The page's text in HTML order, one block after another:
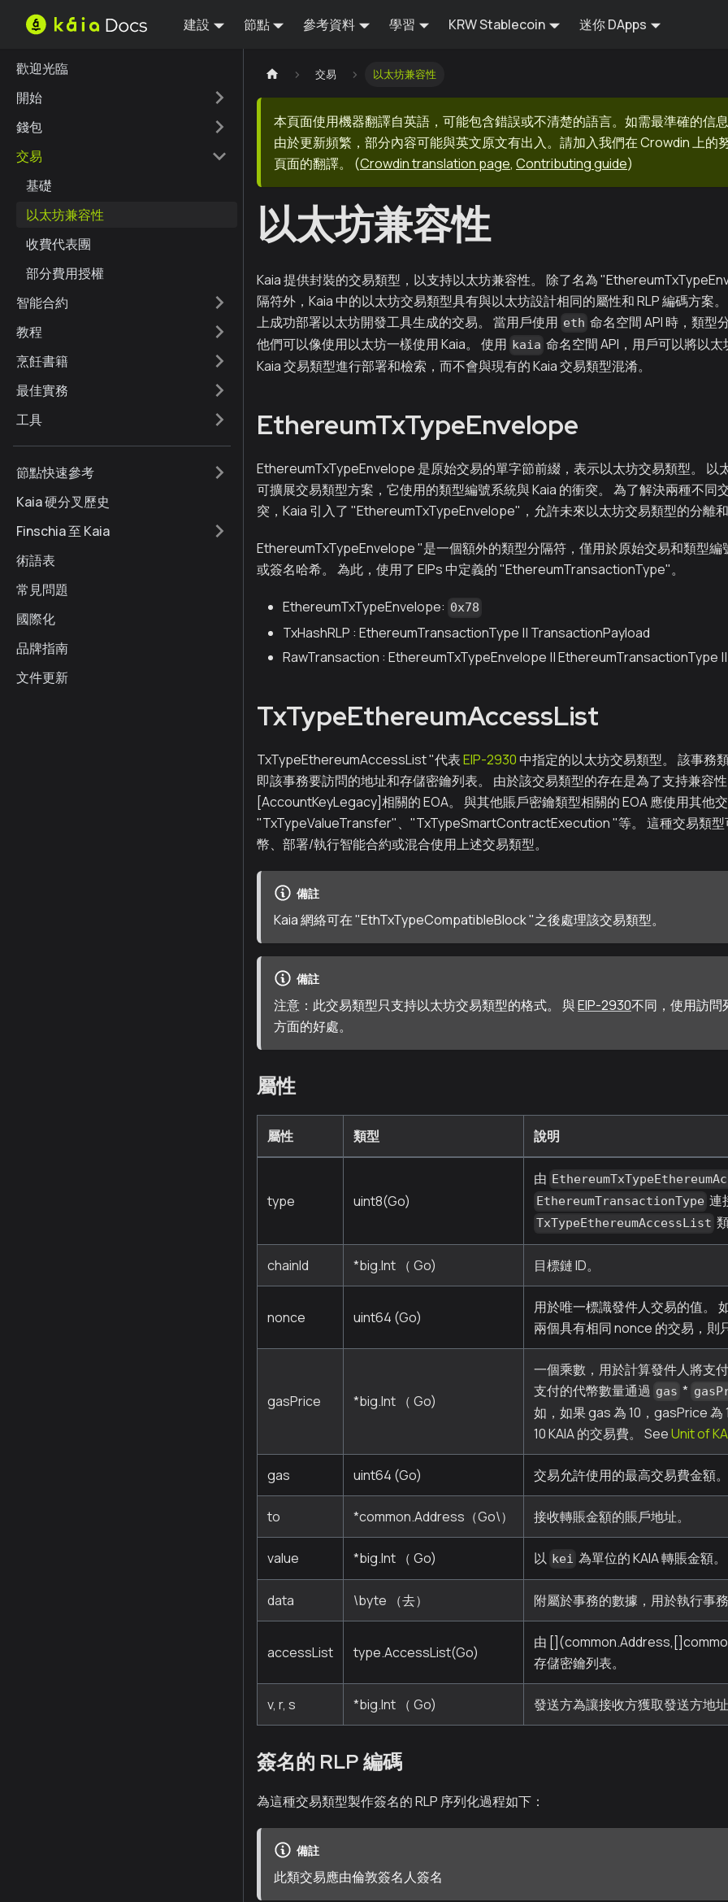
建設 節點 參考資料 學習 KRW Stablecoin 迷你 DApps
歡迎光臨
開始
錢包
交易
基礎
以太坊兼容性
收費代表團
部分費用授權
智能合約
教程
烹飪書籍
最佳實務
工具
節點快速參考
Kaia 硬分叉歷史
Finschia 至 Kaia
術語表
常見問題
國際化
品牌指南
文件更新
交易 以太坊兼容性
本頁面使用機器翻譯自英語，可能包含錯誤或不清楚的語言。如需最準確的信息
由於更新頻繁，部分內容可能與英文原文有出入。請加入我們在 Crowdin 上的
頁面的翻譯。
(Crowdin translation page, Contributing guide)
以太坊兼容性
Kaia 提供封裝的交易類型，以支持以太坊兼容性。 除了名為
隔符外，Kaia 中的以太坊交易類型具有與以太坊設計相同的屬性和 RLP 編碼方案
上成功部署以太坊開發工具生成的交易。 當用戶使用 eth 命名空間 API 時，類型
他們可以像使用以太坊一樣使用 Kaia。 使用 kaia 命名空間 API，用戶可以將以
Kaia 交易類型進行部署和檢索，而不會與現有的 Kaia 交易類型混淆。
EthereumTxTypeEnvelope
EthereumTxTypeEnvelope 是原始交易的單字節前綴，表示以太坊交易類型。 以
可擴展交易類型方案，它使用的類型編號系統與 Kaia 的衝突。 為了解決兩種不同
突，Kaia 引入了 "EthereumTxTypeEnvelope"，允許未來以太坊交易類型的分離和
EthereumTxTypeEnvelope "是一個額外的類型分隔符，僅用於原始交易和類型編
或簽名哈希。 為此，使用了 EIPs 中定義的 "EthereumTransactionType"。
EthereumTxTypeEnvelope: 0x78
TxHashRLP : EthereumTransactionType || TransactionPayload
RawTransaction : EthereumTxTypeEnvelope || EthereumTransactionType
TxTypeEthereumAccessList
TxTypeEthereumAccessList "代表EIP-2930 中指定的以太坊交易類型。 該事務
即該事務要訪問的地址和存儲密鑰列表。 由於該交易類型的存在是為了支持兼容
[AccountKeyLegacy]相關的 EOA。 與其他賬戶密鑰類型相關的 EOA 應使用其他
"TxTypeValueTransfer"、"TxTypeSmartContractExecution "等。 這種交易類型
幣、部署/執行智能合約或混合使用上述交易類型。
備註
Kaia 網絡可在 "EthTxTypeCompatibleBlock "之後處理該交易類型。
備註
注意：此交易類型只支持以太坊交易類型的格式。 與EIP-2930不同，使用訪問
方面的好處。
屬性
屬性 類型 說明
type uint8(Go)
由
EthereumTransactionType 連
TxTypeEthereumAccessList
chainId *big.Int （ Go) 目標鏈 ID。
nonce uint64 (Go)
用於唯一標識發件人交易的值。
兩個具有相同 nonce 的交易，則
gasPrice *big.Int （ Go)
一個乘數，用於計算發件人將支
支付的代幣數量通過 gas *
如，如果 gas 為 10，gasPrice
10 KAIA 的交易費。 SeeUnit of
gas uint64 (Go) 交易允許使用的最高交易費金額。
to *common.Address（Go\） 接收轉賬金額的賬戶地址。
value *big.Int （ Go) 以 kei 為單位的 KAIA 轉賬金額。
data \byte （去） 附屬於事務的數據，用於執行事務
accessList type.AccessList(Go)
由
存儲密鑰列表。
v, r, s *big.Int （ Go) 發送方為讓接收方獲取發送方地
簽名的 RLP 編碼
為這種交易類型製作簽名的 RLP 序列化過程如下：
備註
此類交易應由倫敦簽名人簽名